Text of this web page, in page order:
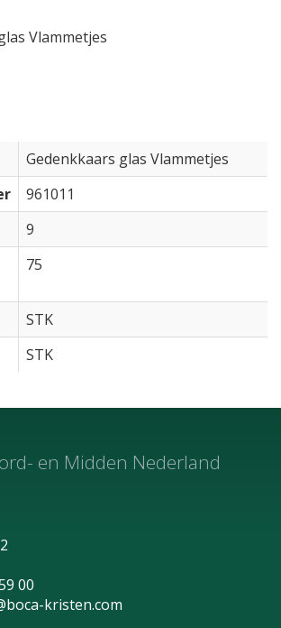
Vlammetjes
Gedenkkaars glas Vlammetjes
961011
9
75
STK
STK
en Midden Nederland
00
kristen.com